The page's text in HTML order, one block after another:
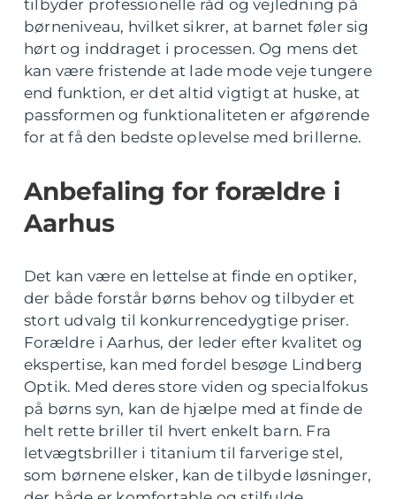
tilbyder professionelle råd og vejledning på
børneniveau, hvilket sikrer, at barnet føler sig
hørt og inddraget i processen. Og mens det
kan være fristende at lade mode veje tungere
end funktion, er det altid vigtigt at huske, at
passformen og funktionaliteten er afgørende
for at få den bedste oplevelse med brillerne.
Anbefaling for forældre i
Aarhus
Det kan være en lettelse at finde en optiker,
der både forstår børns behov og tilbyder et
stort udvalg til konkurrencedygtige priser.
Forældre i Aarhus, der leder efter kvalitet og
ekspertise, kan med fordel besøge Lindberg
Optik. Med deres store viden og specialfokus
på børns syn, kan de hjælpe med at finde de
helt rette briller til hvert enkelt barn. Fra
letvægtsbriller i titanium til farverige stel,
som børnene elsker, kan de tilbyde løsninger,